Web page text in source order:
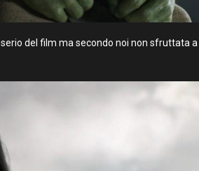
del film ma secondo noi non sfruttata a